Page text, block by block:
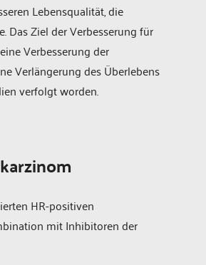
Lebensqualität, die
Das Ziel der Verbesserung für
Verbesserung der
Verlängerung des Überlebens
verfolgt worden.
HR-positiven
mit Inhibitoren der